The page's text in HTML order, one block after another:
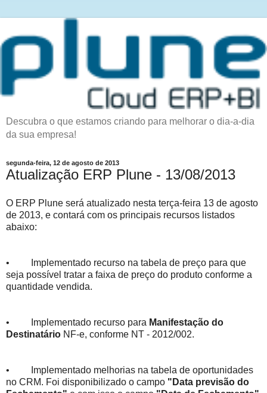
Descubra o que estamos criando para melhorar o dia-a-dia
da sua empresa!
segunda-feira, 12 de agosto de 2013
Atualização ERP Plune - 13/08/2013
O ERP Plune será atualizado nesta terça-feira 13 de agosto
de 2013, e contará com os principais recursos listados
abaixo:
• Implementado recurso na tabela de preço para que
seja possível tratar a faixa de preço do produto conforme a
quantidade vendida.
• Implementado recurso para Manifestação do
Destinatário NF-e, conforme NT - 2012/002.
• Implementado melhorias na tabela de oportunidades
no CRM. Foi disponibilizado o campo "Data previsão do